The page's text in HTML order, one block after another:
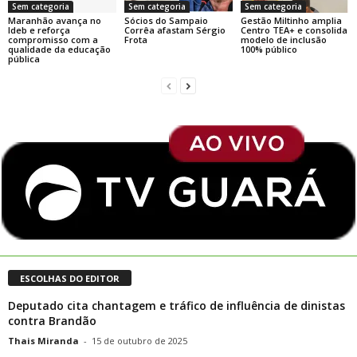
Sem categoria
Maranhão avança no
Ideb e reforça
compromisso com a
qualidade da educação
pública
Sem categoria
Sócios do Sampaio
Corrêa afastam Sérgio
Frota
Sem categoria
Gestão Miltinho amplia
Centro TEA+ e consolida
modelo de inclusão
100% público
ESCOLHAS DO EDITOR
Deputado cita chantagem e tráfico de influência de dinistas
contra Brandão
Thais Miranda - 15 de outubro de 2025